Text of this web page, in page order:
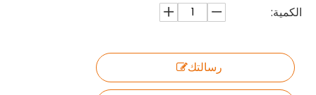
الكمية:
رسالتك